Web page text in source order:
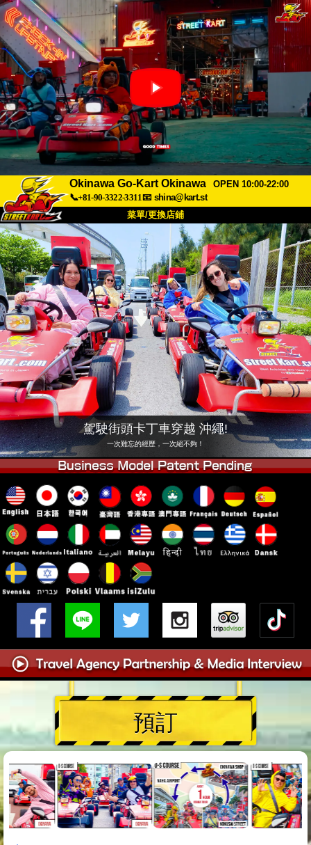
Okinawa Go-Kart Okinawa
OPEN 10:00-22:00
📞+81-90-3322-3311📧 shina@kart.st
菜單/更換店鋪
首頁
關於 規格 價格
交通方式 顧客聲音 常見問題
公司 預訂
更換店鋪
東京品川 #1 東京秋葉原#1
東京秋葉原#2 東京澀谷
東京澀谷附屬 東京灣
東京淺草 大阪
沖繩
駕駛街頭卡丁車穿越 沖繩!
一次難忘的經歷，一次絕不夠！
預訂